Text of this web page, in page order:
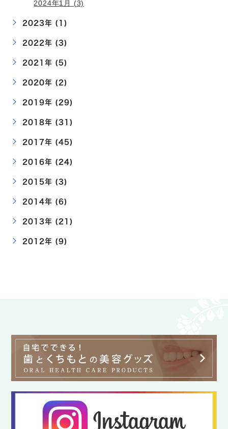
2024年1月 (3)
2023年 (1)
2022年 (3)
2021年 (5)
2020年 (2)
2019年 (29)
2018年 (31)
2017年 (45)
2016年 (24)
2015年 (3)
2014年 (6)
2013年 (21)
2012年 (9)